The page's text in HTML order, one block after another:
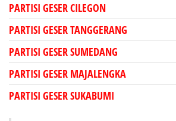
PARTISI GESER CILEGON
PARTISI GESER TANGGERANG
PARTISI GESER SUMEDANG
PARTISI GESER MAJALENGKA
PARTISI GESER SUKABUMI